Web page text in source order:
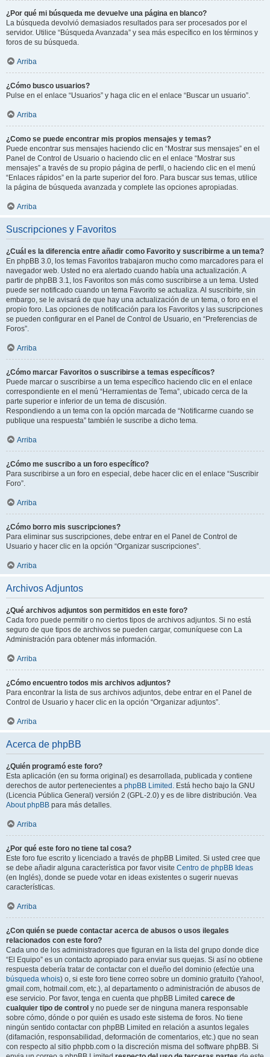
¿Por qué mi búsqueda me devuelve una página en blanco?
La búsqueda devolvió demasiados resultados para ser procesados por el
servidor. Utilice “Búsqueda Avanzada” y sea más específico en los términos y
foros de su búsqueda.
Arriba
¿Cómo busco usuarios?
Pulse en el enlace “Usuarios” y haga clic en el enlace “Buscar un usuario”.
Arriba
¿Como se puede encontrar mis propios mensajes y temas?
Puede encontrar sus mensajes haciendo clic en “Mostrar sus mensajes” en el
Panel de Control de Usuario o haciendo clic en el enlace “Mostrar sus
mensajes” a través de su propio página de perfil, o haciendo clic en el menú
“Enlaces rápidos” en la parte superior del foro. Para buscar sus temas, utilice
la página de búsqueda avanzada y complete las opciones apropiadas.
Arriba
Suscripciones y Favoritos
¿Cuál es la diferencia entre añadir como Favorito y suscribirme a un tema?
En phpBB 3.0, los temas Favoritos trabajaron mucho como marcadores para el
navegador web. Usted no era alertado cuando había una actualización. A
partir de phpBB 3.1, los Favoritos son más como suscribirse a un tema. Usted
puede ser notificado cuando un tema Favorito se actualiza. Al suscribirte, sin
embargo, se le avisará de que hay una actualización de un tema, o foro en el
propio foro. Las opciones de notificación para los Favoritos y las suscripciones
se pueden configurar en el Panel de Control de Usuario, en “Preferencias de
Foros”.
Arriba
¿Cómo marcar Favoritos o suscribirse a temas específicos?
Puede marcar o suscribirse a un tema específico haciendo clic en el enlace
correspondiente en el menú “Herramientas de Tema”, ubicado cerca de la
parte superior e inferior de un tema de discusión.
Respondiendo a un tema con la opción marcada de “Notificarme cuando se
publique una respuesta” también le suscribe a dicho tema.
Arriba
¿Cómo me suscribo a un foro específico?
Para suscribirse a un foro en especial, debe hacer clic en el enlace “Suscribir
Foro”.
Arriba
¿Cómo borro mis suscripciones?
Para eliminar sus suscripciones, debe entrar en el Panel de Control de
Usuario y hacer clic en la opción “Organizar suscripciones”.
Arriba
Archivos Adjuntos
¿Qué archivos adjuntos son permitidos en este foro?
Cada foro puede permitir o no ciertos tipos de archivos adjuntos. Si no está
seguro de que tipos de archivos se pueden cargar, comuníquese con La
Administración para obtener más información.
Arriba
¿Cómo encuentro todos mis archivos adjuntos?
Para encontrar la lista de sus archivos adjuntos, debe entrar en el Panel de
Control de Usuario y hacer clic en la opción “Organizar adjuntos”.
Arriba
Acerca de phpBB
¿Quién programó este foro?
Esta aplicación (en su forma original) es desarrollada, publicada y contiene
derechos de autor pertenecientes a phpBB Limited . Está hecho bajo la GNU
(Licencia Pública General) versión 2 (GPL-2.0) y es de libre distribución. Vea
About phpBB para más detalles.
Arriba
¿Por qué este foro no tiene tal cosa?
Este foro fue escrito y licenciado a través de phpBB Limited. Si usted cree que
se debe añadir alguna característica por favor visite Centro de phpBB Ideas
(en Inglés), donde se puede votar en ideas existentes o sugerir nuevas
características.
Arriba
¿Con quién se puede contactar acerca de abusos o usos ilegales
relacionados con este foro?
Cada uno de los administradores que figuran en la lista del grupo donde dice
“El Equipo” es un contacto apropiado para enviar sus quejas. Si así no obtiene
respuesta debería tratar de contactar con el dueño del dominio (efectúe una
búsqueda whois) o, si este foro tiene correo sobre un dominio gratuito (Yahoo!,
gmail.com, hotmail.com, etc.), al departamento o administración de abusos de
ese servicio. Por favor, tenga en cuenta que phpBB Limited carece de
cualquier tipo de control y no puede ser de ninguna manera responsable
sobre cómo, dónde o por quién es usado este sistema de foros. No tiene
ningún sentido contactar con phpBB Limited en relación a asuntos legales
(difamación, responsabilidad, deformación de comentarios, etc.) que no sean
con respecto al sitio phpbb.com o la discreción misma del software phpBB. Si